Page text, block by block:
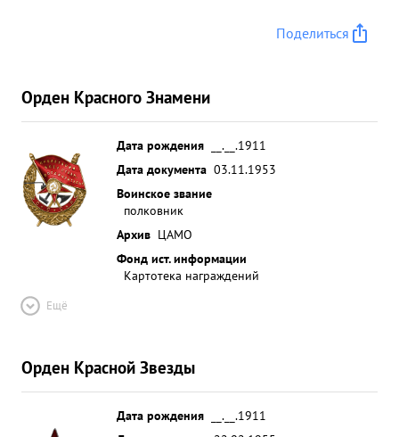
Поделиться
Орден Красного Знамени
Дата рождения
__.__.1911
Дата документа 03.11.1953
Воинское звание
полковник
Архив ЦАМО
Фонд ист. информации
Картотека награждений
Ещё
Орден Красной Звезды
Дата рождения
__.__.1911